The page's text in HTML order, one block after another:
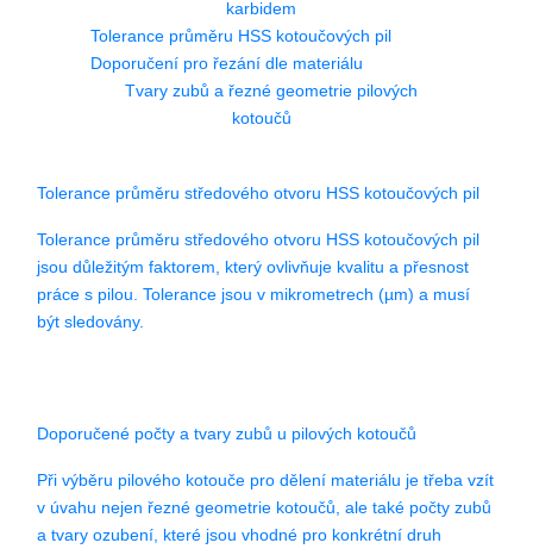
karbidem
Tolerance průměru HSS kotoučových pil
Doporučení pro řezání dle materiálu
Tvary zubů a řezné geometrie pilových
kotoučů
Tolerance průměru středového otvoru HSS kotoučových pil
Tolerance průměru středového otvoru HSS kotoučových pil
jsou důležitým faktorem, který ovlivňuje kvalitu a přesnost
práce s pilou. Tolerance jsou v mikrometrech (µm) a musí
být sledovány.
Doporučené počty a tvary zubů u pilových kotoučů
Při výběru pilového kotouče pro dělení materiálu je třeba vzít
v úvahu nejen řezné geometrie kotoučů, ale také počty zubů
a tvary ozubení, které jsou vhodné pro konkrétní druh